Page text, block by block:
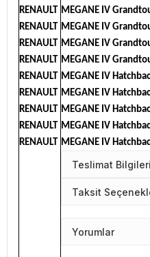
RENAULT MEGANE IV
RENAULT MEGANE IV
RENAULT MEGANE IV
RENAULT MEGANE IV
RENAULT MEGANE IV
RENAULT MEGANE IV
RENAULT MEGANE IV
RENAULT MEGANE IV
RENAULT MEGANE IV
Teslimat Bilgileri
Taksit
Yorumlar